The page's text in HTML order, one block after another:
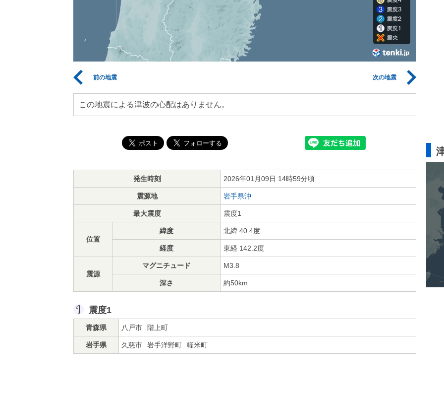
前の地震 次の地震
この地震による津波の心配はありません。
発生時刻 2026年01月09日 14時59分頃
震源地 岩手県沖
最大震度 震度1
位置
緯度 北緯 40.4度
経度 東経 142.2度
震源
マグニチュード M3.8
深さ 約50km
震度1
青森県 八戸市 階上町
岩手県 久慈市 岩手洋野町 軽米町